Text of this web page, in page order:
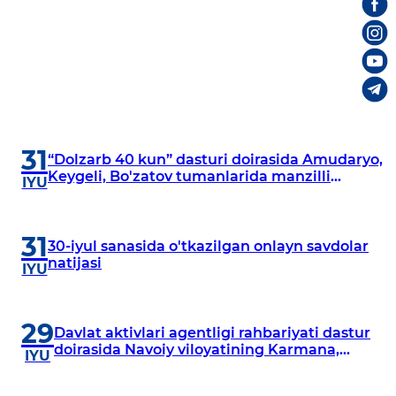
31
IYU
“Dolzarb 40 kun” dasturi doirasida Amudaryo,
Keygeli, Bo'zatov tumanlarida manzilli
31
IYU
30-iyul sanasida o'tkazilgan onlayn savdolar
natijasi
29
IYU
Davlat aktivlari agentligi rahbariyati dastur
doirasida Navoiy viloyatining Karmana,